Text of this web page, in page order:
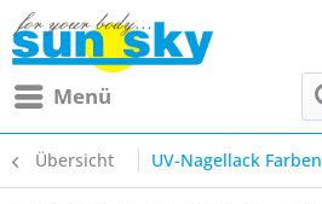
Menü
Übersicht UV-Nagellack Farben